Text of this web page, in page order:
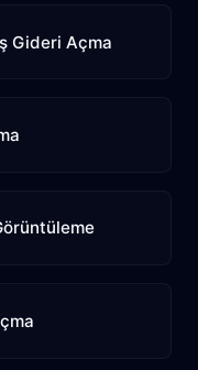
Gideri Açma